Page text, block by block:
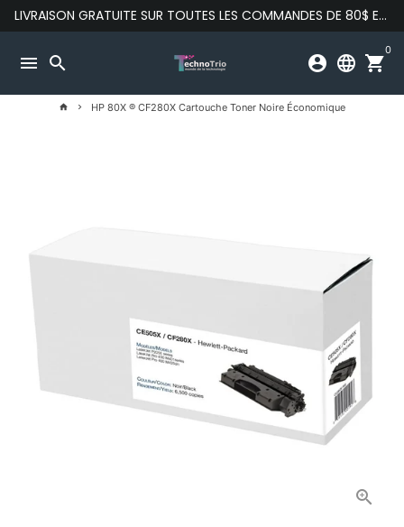
Passer
au
LIVRAISON GRATUITE SUR TOUTES LES COMMANDES DE 80$ ET PLUS
menu search account_circle language shopping_cart
0
home keyboard_arrow_right HP 80X ® CF280X Cartouche Toner Noire Économique